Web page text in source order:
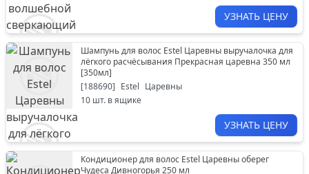
УЗНАТЬ ЦЕНУ
Шампунь для волос Estel Царевны выручалочка для
лёгкого расчёсывания Прекрасная царевна 350 мл
[350мл]
[188690] Estel Царевны
10 шт. в ящике
УЗНАТЬ ЦЕНУ
Кондиционер для волос Estel Царевны оберег
Чудеса Дивногорья 250 мл